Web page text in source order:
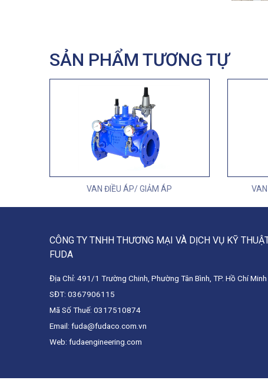
SẢN PHẨM TƯƠNG TỰ
VAN ĐIỀU ÁP/ GIẢM ÁP
CÔNG TY TNHH THƯƠNG MẠI VÀ DỊCH VỤ KỸ
FUDA
Địa Chỉ: 491/1 Trường Chinh, Phường Tân Bình, TP. Hồ Chí Minh
SĐT: 0367906115
Mã Số Thuế: 0317510874
Email: fuda@fudaco.com.vn
Web: fudaengineering.com